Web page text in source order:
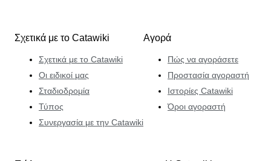
Σχετικά με το Catawiki
Σχετικά με το Catawiki
Οι ειδικοί μας
Σταδιοδρομία
Τύπος
Συνεργασία με την Catawiki
Αγορά
Πώς να αγοράσετε
Προστασία αγοραστή
Ιστορίες Catawiki
Όροι αγοραστή